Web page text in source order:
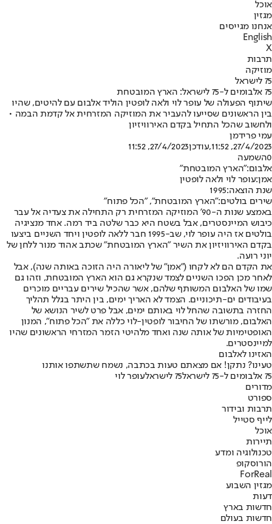
אוכל
מגזין
אנחנו מגייסים
English
X
תרבות
מוזיקה
75 לישראל
75 אלבומים ל-75 לישראל: הארץ המובטחת
שיתוף הפעולה של עופר לוי ולאה לופטין הוליד אלבום עם להיטים, שהיו
בין הראשונים שסייעו להעביר את המוזיקה המזרחית אל קדמת הבמה •
ולחשוב שהכל התחיל בקדם האירוויזיון
עמי פרידמן
27/4/2023, 11:52
,עודכן27/4/2023, 11:52
0השמעה
אלבום:"הארץ המובטחת"
אמן:עופר לוי ולאה לופטין
שנת הוצאה:1995
שירים בולטים:"הארץ המובטחת", "הכל פתוח"
באמצע שנות ה-90' המוזיקה המזרחית רק התחילה את צעדיה אל עבר
כיבוש המיינסטרים, אבל בשטח היא כבר שלטה ביד רמה. אחד מנציגיה
בולטים אז היה עופר לוי, שב-1995 חבר ללאה לופטין ויחד השניים ביצעו
בקדם האירוויזיון את השיר "הארץ המובטחת" שכתב אהוד מנור ללחן של
יוני רועה.
את הקדם הם לא לקחו ("אמן" של ליאורה היה הזוכה באותה שנה), אבל
לאחר מכן הפכו השניים לצמד שנקרא גם הוא הארץ המובטחת, וזהו גם
שמו של האלבום המשותף שלהם, אשר שהכיל שירים עבריים מוכרים
בעיבודים ים-תיכוניים. הצמד לא האריך ימים, בין היתר בגלל תהליך
החזרה בתשובה שהחל לוי באותם ימים, אבל פרט לשיר הנושא של
האלבום, מורשתו של החיבור לופטין-לוי כללה את "הכל פתוח", המנון
האופטימיות של אותה שנה ואחד מלהיטי הזמר המזרחי הראשונים שהיו
למיינסטרים.
האזינו לאלבום
טעינו? נתקן! אם מצאתם טעות בכתבה, נשמח שתשתפו אותנו
75 אלבומים ל-75 לישראל
75 לישראל
עופר לוי
מדורים
ספורט
תרבות ובידור
לייף סטייל
אוכל
תיירות
טכנולוגיה ומדע
הורוסקופ
ForReal
מגזין השבוע
דעות
חדשות בארץ
חדשות בעולם